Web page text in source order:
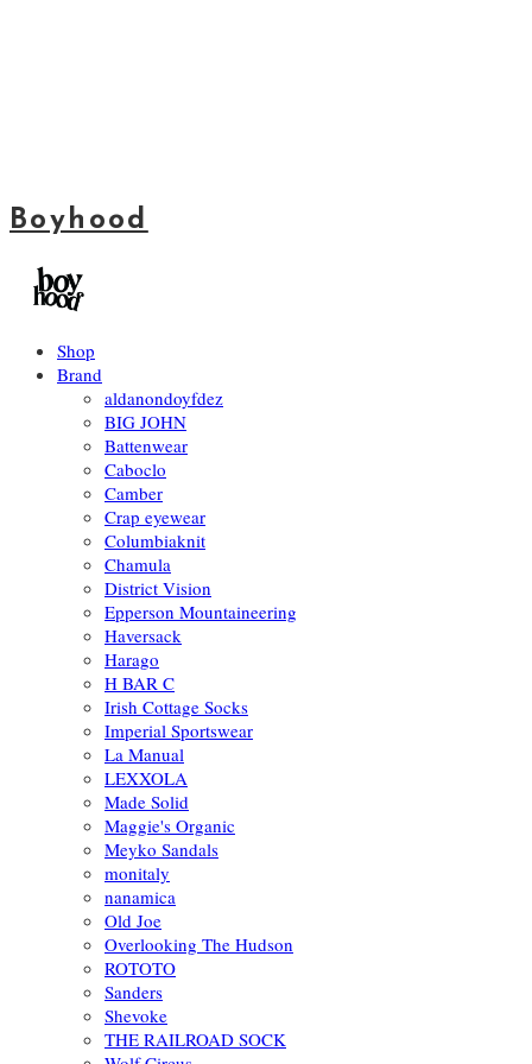
Boyhood
Shop
Brand
aldanondoyfdez
BIG JOHN
Battenwear
Caboclo
Camber
Crap eyewear
Columbiaknit
Chamula
District Vision
Epperson Mountaineering
Haversack
Harago
H BAR C
Irish Cottage Socks
Imperial Sportswear
La Manual
LEXXOLA
Made Solid
Maggie's Organic
Meyko Sandals
monitaly
nanamica
Old Joe
Overlooking The Hudson
ROTOTO
Sanders
Shevoke
THE RAILROAD SOCK